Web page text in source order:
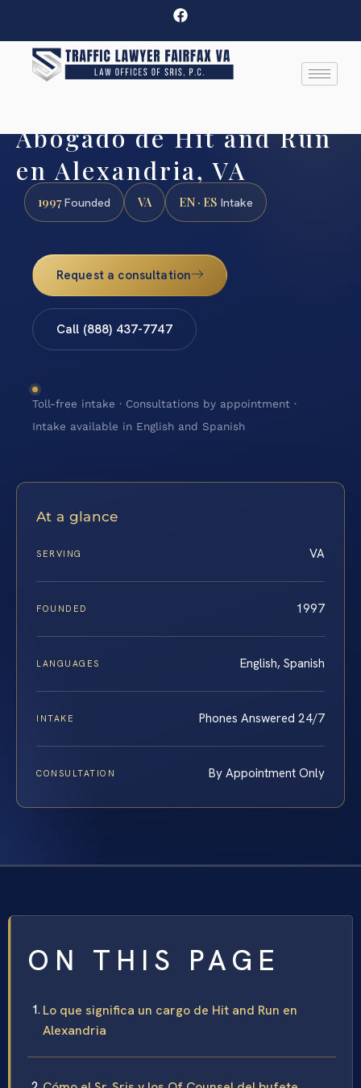
Abogado de Hit and Run
en Alexandria, VA
1997Founded VA EN · ES Intake
Request a consultation
Call (888) 437-7747
Toll-free intake · Consultations by appointment ·
Intake available in English and Spanish
At a glance
SERVING VA
FOUNDED 1997
LANGUAGES English, Spanish
INTAKE Phones Answered 24/7
CONSULTATION By Appointment Only
ON THIS PAGE
Lo que significa un cargo de Hit and Run en
Alexandria